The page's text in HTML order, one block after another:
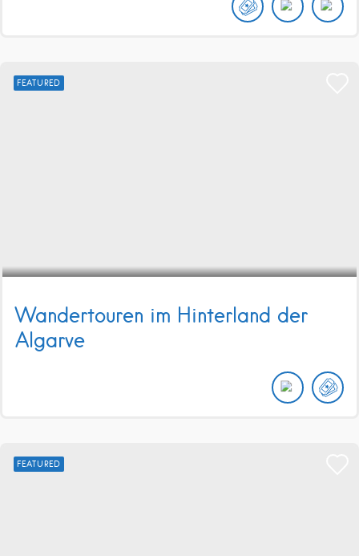
FEATURED
Wandertouren im Hinterland der
Algarve
FEATURED